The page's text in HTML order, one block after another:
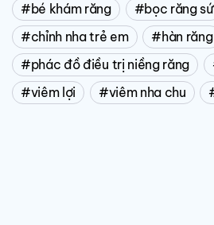
bé khám răng
bọc răng sứ
chỉnh nha trẻ em
hàn răng
phác đồ điều trị niềng răng
viêm lợi
viêm nha chu